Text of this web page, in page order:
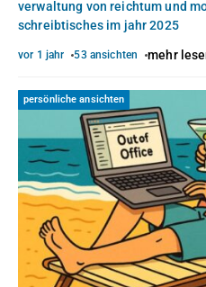
verwaltung von reichtum und
schreibtisches im jahr 2025
vor 1 jahr 53 ansichten mehr
persönliche ansichten